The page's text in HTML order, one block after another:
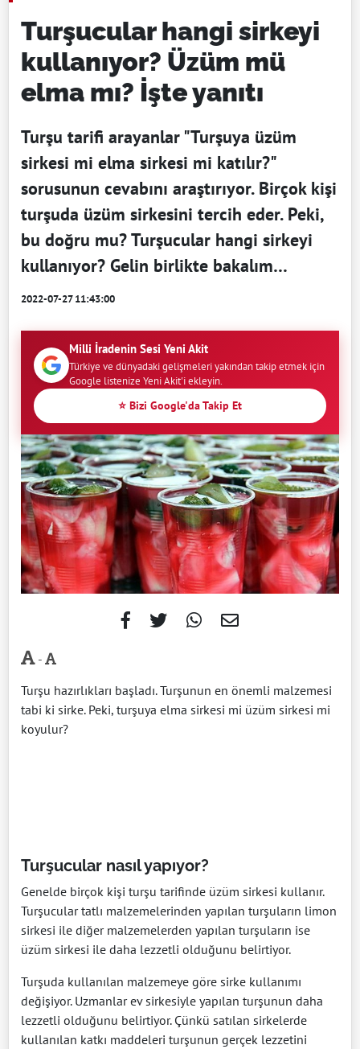
Turşucular hangi sirkeyi
kullanıyor? Üzüm mü
elma mı? İşte yanıtı
Turşu tarifi arayanlar "Turşuya üzüm
sirkesi mi elma sirkesi mi katılır?"
sorusunun cevabını araştırıyor. Birçok kişi
turşuda üzüm sirkesini tercih eder. Peki,
bu doğru mu? Turşucular hangi sirkeyi
kullanıyor? Gelin birlikte bakalım…
2022-07-27 11:43:00
Milli İradenin Sesi Yeni Akit
Türkiye ve dünyadaki gelişmeleri yakından takip etmek için
Google listenize Yeni Akit'i ekleyin.
⭐ Bizi Google'da Takip Et
-
Turşu hazırlıkları başladı. Turşunun en önemli malzemesi
tabi ki sirke. Peki, turşuya elma sirkesi mi üzüm sirkesi mi
koyulur?
Turşucular nasıl yapıyor?
Genelde birçok kişi turşu tarifinde üzüm sirkesi kullanır.
Turşucular tatlı malzemelerinden yapılan turşuların limon
sirkesi ile diğer malzemelerden yapılan turşuların ise
üzüm sirkesi ile daha lezzetli olduğunu belirtiyor.
Turşuda kullanılan malzemeye göre sirke kullanımı
değişiyor. Uzmanlar ev sirkesiyle yapılan turşunun daha
lezzetli olduğunu belirtiyor. Çünkü satılan sirkelerde
kullanılan katkı maddeleri turşunun gerçek lezzetini